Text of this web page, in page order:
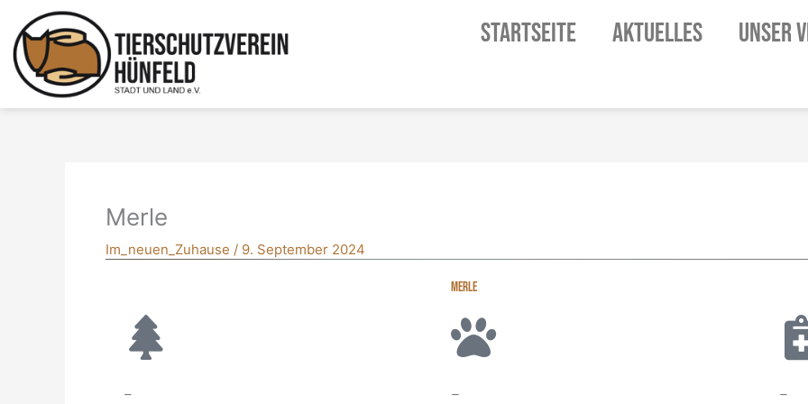
Inhalt
springen
STARTSEITE AKTUELLES UNSER
Merle
Im_neuen_Zuhause / 9. September 2024
MERLE
– – –